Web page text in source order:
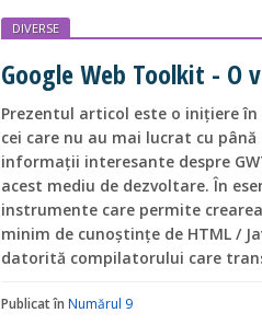
DIVERSE
Google Web Toolkit - O
Prezentul articol este o inițiere în
cei care nu au mai lucrat cu
informații interesante despre
acest mediu de dezvoltare. În
instrumente care permite
minim de cunoştințe de HTML /
datorită compilatorului care
Publicat în Numărul 9